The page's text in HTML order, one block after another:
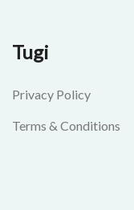
Tugi
Privacy Policy
Terms & Conditions